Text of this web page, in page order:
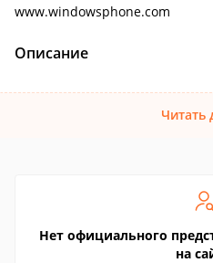
www.windowsphone.com
Описание
Читать
Нет официального
на